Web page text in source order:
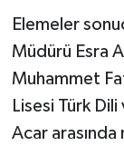
Elemeler
Müdürü Esra
Muhammet
Lisesi Türk
Acar arasında